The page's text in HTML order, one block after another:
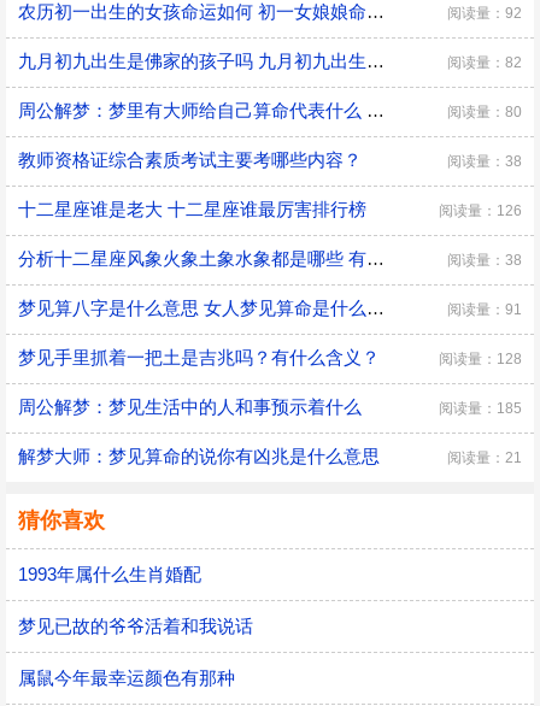
农历初一出生的女孩命运如何 初一女娘娘命什么意思 阅读量：92
九月初九出生是佛家的孩子吗 九月初九出生有什么说法 阅读量：82
周公解梦：梦里有大师给自己算命代表什么 是好兆头吗？ 阅读量：80
教师资格证综合素质考试主要考哪些内容？ 阅读量：38
十二星座谁是老大 十二星座谁最厉害排行榜 阅读量：126
分析十二星座风象火象土象水象都是哪些 有什么优缺点 阅读量：38
梦见算八字是什么意思 女人梦见算命是什么预兆 阅读量：91
梦见手里抓着一把土是吉兆吗？有什么含义？ 阅读量：128
周公解梦：梦见生活中的人和事预示着什么 阅读量：185
解梦大师：梦见算命的说你有凶兆是什么意思 阅读量：21
猜你喜欢
1993年属什么生肖婚配
梦见已故的爷爷活着和我说话
属鼠今年最幸运颜色有那种